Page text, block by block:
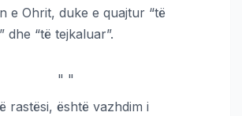
e Ohrit, duke e quajtur “të
dhe “të tejkaluar”.
" "
rastësi, është vazhdim i